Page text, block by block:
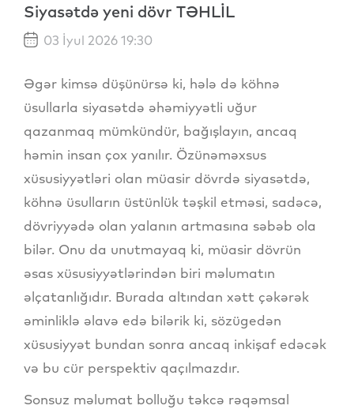
Siyasətdə yeni dövr TƏHLİL
03 İyul 2026 19:30
Əgər kimsə düşünürsə ki, hələ də köhnə
üsullarla siyasətdə əhəmiyyətli uğur
qazanmaq mümkündür, bağışlayın, ancaq
həmin insan çox yanılır. Özünəməxsus
xüsusiyyətləri olan müasir dövrdə siyasətdə,
köhnə üsulların üstünlük təşkil etməsi, sadəcə,
dövriyyədə olan yalanın artmasına səbəb ola
bilər. Onu da unutmayaq ki, müasir dövrün
əsas xüsusiyyətlərindən biri məlumatın
əlçatanlığıdır. Burada altından xətt çəkərək
əminliklə əlavə edə bilərik ki, sözügedən
xüsusiyyət bundan sonra ancaq inkişaf edəcək
və bu cür perspektiv qaçılmazdır.
Sonsuz məlumat bolluğu təkcə rəqəmsal